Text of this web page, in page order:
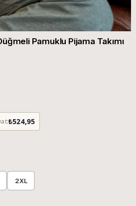
Pamuklu Pijama Takımı
₺524,95
2XL